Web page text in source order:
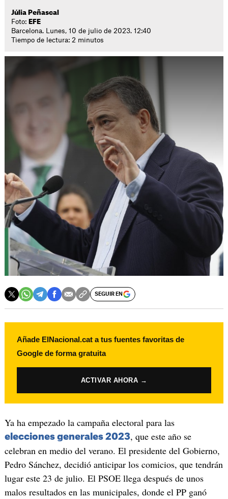
Júlia Peñascal
Foto: EFE
Barcelona. Lunes, 10 de julio de 2023. 12:40
Tiempo de lectura: 2 minutos
SEGUIR EN
Añade ElNacional.cat a tus fuentes favoritas de
Google de forma gratuita
ACTIVAR AHORA →
Ya ha empezado la campaña electoral para las
elecciones generales 2023, que este año se
celebran en medio del verano. El presidente del Gobierno,
Pedro Sánchez, decidió anticipar los comicios, que tendrán
lugar este 23 de julio. El PSOE llega después de unos
malos resultados en las municipales, donde el PP ganó